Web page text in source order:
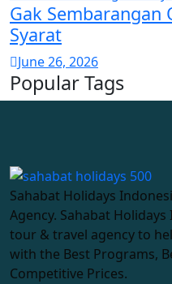
Gak Sembarangan
Syarat
June 26, 2026
Popular Tags
Sahabat Holidays
Agency. Sahabat
tour & travel agency to
with the Best Programs,
Competitive Prices.